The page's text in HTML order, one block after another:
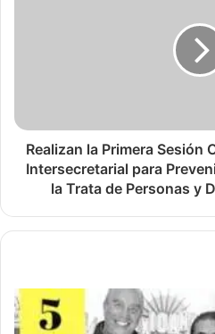
Realizan la Primera Sesión
Intersecretarial para
la Trata de Personas y